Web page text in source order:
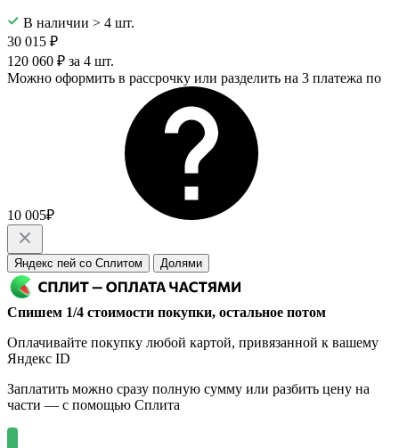
В наличии > 4 шт.
30 015 ₽
120 060 ₽ за 4 шт.
Можно оформить в рассрочку или разделить на 3 платежа по
10 005₽
Яндекс пей со Сплитом Долями
Спишем 1/4 стоимости покупки, остальное потом
Оплачивайте покупку любой картой, привязанной к вашему
Яндекс ID
Заплатить можно сразу полную сумму или разбить цену на
части — с помощью Сплита